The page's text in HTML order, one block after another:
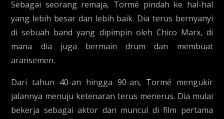
Sebagai seorang remaja, Tormé pindah ke hal-hal
yang lebih besar dan lebih baik. Dia terus bernyanyi
di sebuah band yang dipimpin oleh Chico Marx, di
mana dia juga bermain drum dan membuat
aransemen.
Dari tahun 40-an hingga 90-an, Tormé mengukir
jalannya menuju ketenaran terus menerus. Dia mulai
bekerja sebagai aktor dan muncul di film pertama